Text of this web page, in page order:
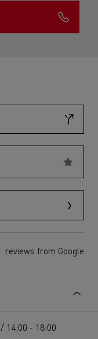
reviews from Google
14:00 - 18:00